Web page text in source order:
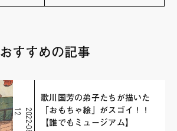
おすすめの記事
2
0
2
2
-
0
8
-
1
2
歌川国芳の弟子たちが描いた
「おもちゃ絵」がスゴイ！！
【誰でもミュージアム】